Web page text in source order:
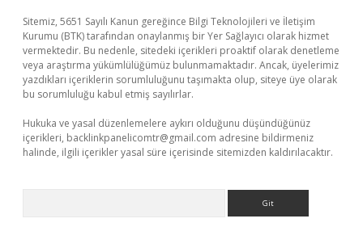
Sitemiz, 5651 Sayılı Kanun gereğince Bilgi Teknolojileri ve İletişim
Kurumu (BTK) tarafından onaylanmış bir Yer Sağlayıcı olarak hizmet
vermektedir. Bu nedenle, sitedeki içerikleri proaktif olarak denetleme
veya araştırma yükümlülüğümüz bulunmamaktadır. Ancak, üyelerimiz
yazdıkları içeriklerin sorumluluğunu taşımakta olup, siteye üye olarak
bu sorumluluğu kabul etmiş sayılırlar.
Hukuka ve yasal düzenlemelere aykırı olduğunu düşündüğünüz
içerikleri, backlinkpanelicomtr@gmail.com adresine bildirmeniz
halinde, ilgili içerikler yasal süre içerisinde sitemizden kaldırılacaktır.